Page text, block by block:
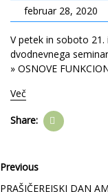
februar 28, 2020
V petek in soboto 21.
dvodnevnega
» OSNOVE
Več
Share:
Previous
PRAŠIČEREJSKI DAN